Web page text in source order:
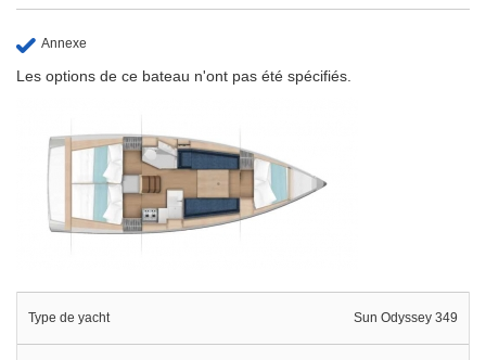
Annexe
Les options de ce bateau n'ont pas été spécifiés.
Type de yacht Sun Odyssey 349